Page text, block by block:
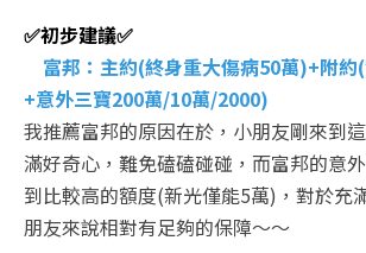
✅初步建議✅
富邦：主約(終身重大傷病50萬)+附約
+意外三寶200萬/10萬/2000)
我推薦富邦的原因在於，小朋友剛來到
滿好奇心，難免磕磕碰碰，而富邦的意
到比較高的額度(新光僅能5萬)， 對於充
朋友來說相對有足夠的保障～～